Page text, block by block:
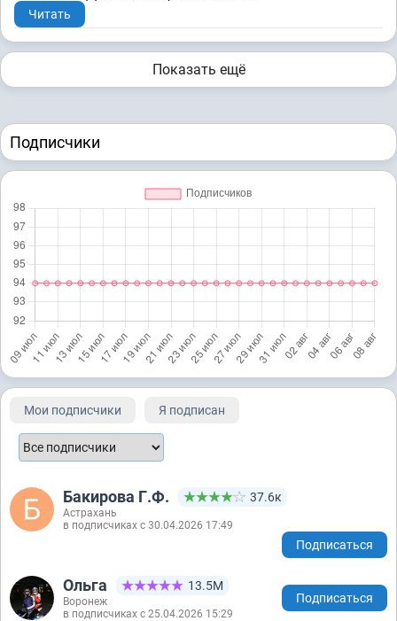
Читать
Показать ещё
Подписчики
Мои подписчики Я подписан
Бакирова Г.Ф. 37.6к
Астрахань
в подписчиках с 30.04.2026 17:49
Подписаться
Ольга 13.5М
Воронеж
в подписчиках с 25.04.2026 15:29
Подписаться